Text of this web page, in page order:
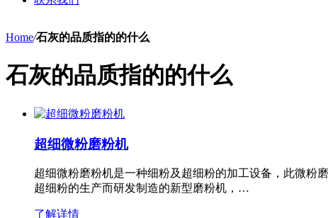
Home/石灰的品质指的的什么
石灰的品质指的的什么
超细微粉磨粉机
超细微粉磨粉机是一种细粉及超细粉的加工设备，此微粉
超细粉的生产而研发制造的新型磨粉机，…
了解详情